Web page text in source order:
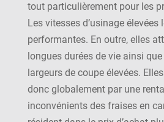
tout particulièrement pour les
Les vitesses d’usinage élevées
performantes. En outre, elles
longues durées de vie ainsi
largeurs de coupe élevées.
donc globalement par une
inconvénients des fraises en